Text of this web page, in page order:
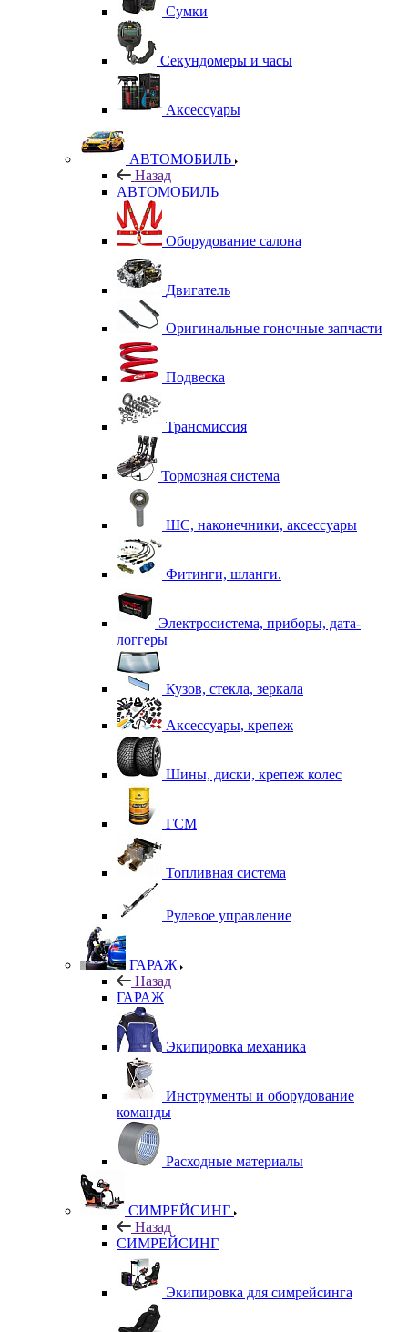
Сумки
Секундомеры и часы
Аксессуары
АВТОМОБИЛЬ
Назад
АВТОМОБИЛЬ
Оборудование салона
Двигатель
Оригинальные гоночные запчасти
Подвеска
Трансмиссия
Тормозная система
ШС, наконечники, аксессуары
Фитинги, шланги.
Электросистема, приборы, дата-
логгеры
Кузов, стекла, зеркала
Аксессуары, крепеж
Шины, диски, крепеж колес
ГСМ
Топливная система
Рулевое управление
ГАРАЖ
Назад
ГАРАЖ
Экипировка механика
Инструменты и оборудование
команды
Расходные материалы
СИМРЕЙСИНГ
Назад
СИМРЕЙСИНГ
Экипировка для симрейсинга